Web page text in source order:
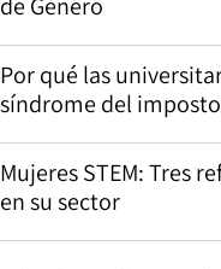
de Género
Por qué las
síndrome del
Mujeres STEM: Tres
en su sector